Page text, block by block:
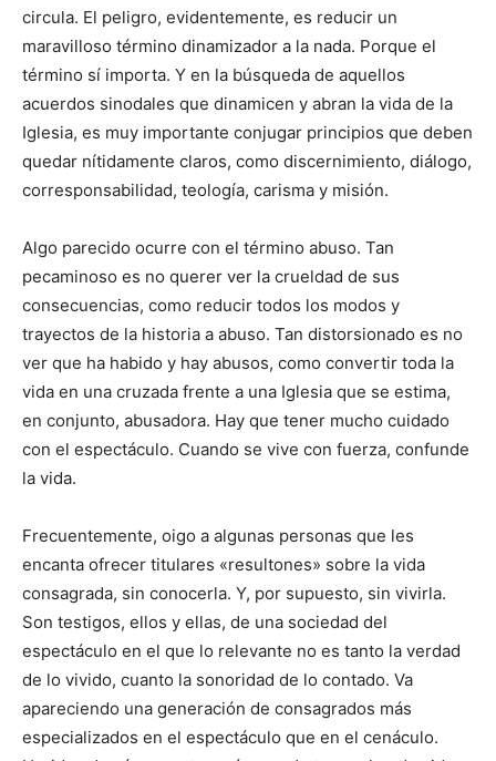
circula. El peligro, evidentemente, es reducir un
maravilloso término dinamizador a la nada. Porque el
término sí importa. Y en la búsqueda de aquellos
acuerdos sinodales que dinamicen y abran la vida de la
Iglesia, es muy importante conjugar principios que deben
quedar nítidamente claros, como discernimiento, diálogo,
corresponsabilidad, teología, carisma y misión.
Algo parecido ocurre con el término abuso. Tan
pecaminoso es no querer ver la crueldad de sus
consecuencias, como reducir todos los modos y
trayectos de la historia a abuso. Tan distorsionado es no
ver que ha habido y hay abusos, como convertir toda la
vida en una cruzada frente a una Iglesia que se estima,
en conjunto, abusadora. Hay que tener mucho cuidado
con el espectáculo. Cuando se vive con fuerza, confunde
la vida.
Frecuentemente, oigo a algunas personas que les
encanta ofrecer titulares «resultones» sobre la vida
consagrada, sin conocerla. Y, por supuesto, sin vivirla.
Son testigos, ellos y ellas, de una sociedad del
espectáculo en el que lo relevante no es tanto la verdad
de lo vivido, cuanto la sonoridad de lo contado. Va
apareciendo una generación de consagrados más
especializados en el espectáculo que en el cenáculo.